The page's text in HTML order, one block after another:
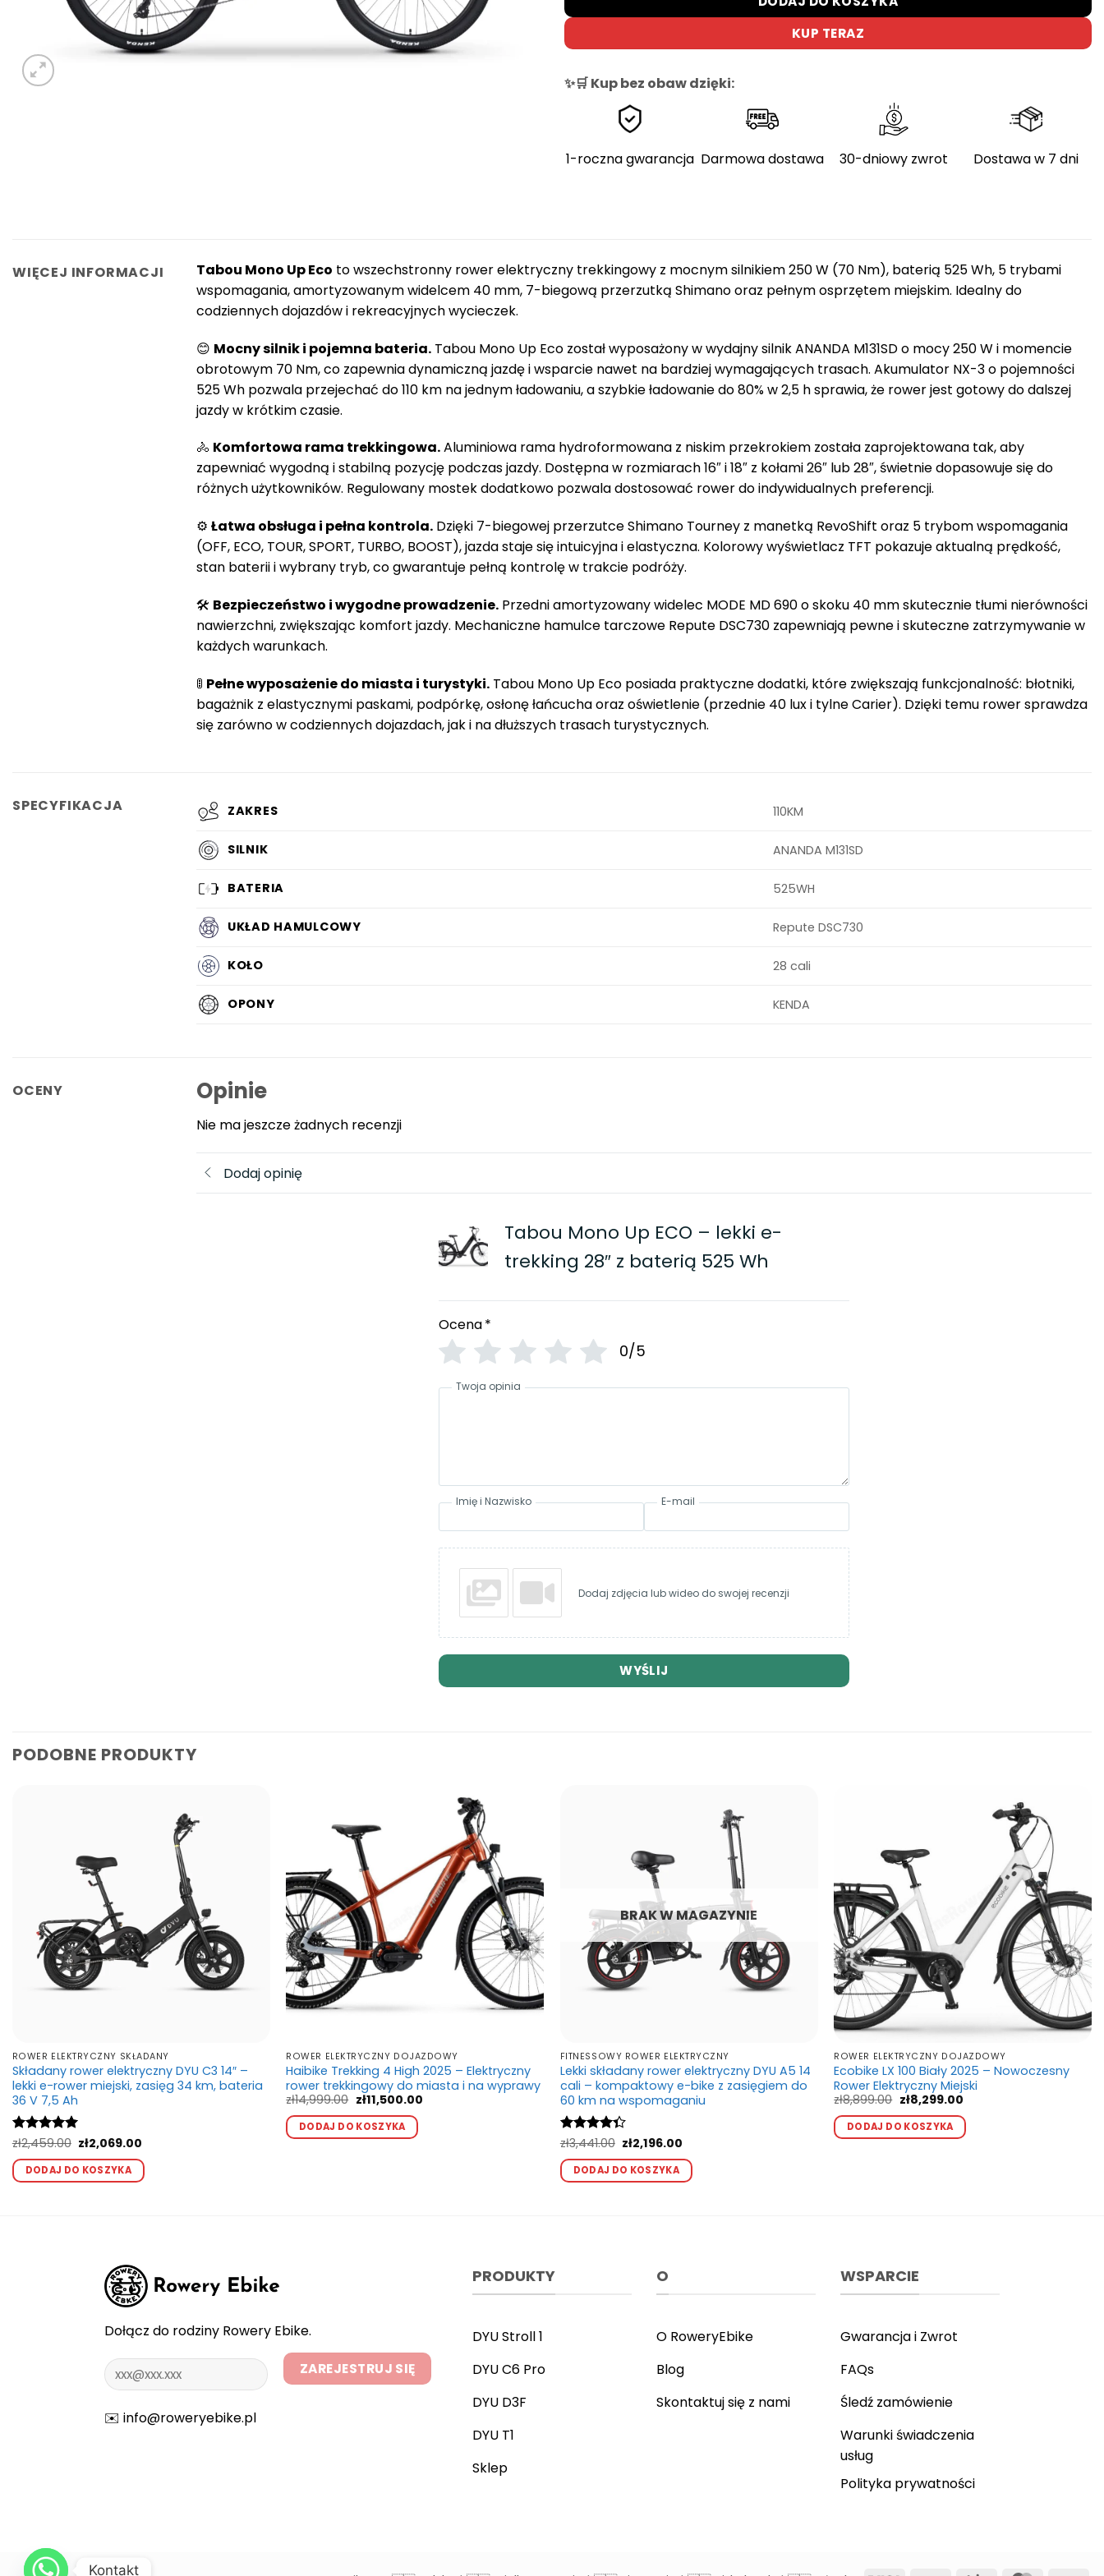
KUP TERAZ
✨🛒 Kup bez obaw dzięki:
1-roczna gwarancja Darmowa dostawa 30-dniowy zwrot Dostawa w 7 dni
WIĘCEJ INFORMACJI Tabou Mono Up Eco to wszechstronny rower elektryczny trekkingowy z mocnym silnikiem 250 W (70 Nm), baterią 525 Wh, 5 trybami
wspomagania, amortyzowanym widelcem 40 mm, 7-biegową przerzutką Shimano oraz pełnym osprzętem miejskim. Idealny do
codziennych dojazdów i rekreacyjnych wycieczek.
😊 Mocny silnik i pojemna bateria. Tabou Mono Up Eco został wyposażony w wydajny silnik ANANDA M131SD o mocy 250 W i momencie
obrotowym 70 Nm, co zapewnia dynamiczną jazdę i wsparcie nawet na bardziej wymagających trasach. Akumulator NX-3 o pojemności
525 Wh pozwala przejechać do 110 km na jednym ładowaniu, a szybkie ładowanie do 80% w 2,5 h sprawia, że rower jest gotowy do dalszej
jazdy w krótkim czasie.
🚴 Komfortowa rama trekkingowa.Aluminiowa rama hydroformowana z niskim przekrokiem została zaprojektowana tak, aby
zapewniać wygodną i stabilną pozycję podczas jazdy. Dostępna w rozmiarach 16″ i 18″ z kołami 26″ lub 28″, świetnie dopasowuje się do
różnych użytkowników. Regulowany mostek dodatkowo pozwala dostosować rower do indywidualnych preferencji.
⚙ Łatwa obsługa i pełna kontrola. Dzięki 7-biegowej przerzutce Shimano Tourney z manetką RevoShift oraz 5 trybom wspomagania
(OFF, ECO, TOUR, SPORT, TURBO, BOOST), jazda staje się intuicyjna i elastyczna. Kolorowy wyświetlacz TFT pokazuje aktualną prędkość,
stan baterii i wybrany tryb, co gwarantuje pełną kontrolę w trakcie podróży.
🛠 Bezpieczeństwo i wygodne prowadzenie. Przedni amortyzowany widelec MODE MD 690 o skoku 40 mm skutecznie tłumi nierówności
nawierzchni, zwiększając komfort jazdy. Mechaniczne hamulce tarczowe Repute DSC730 zapewniają pewne i skuteczne zatrzymywanie w
każdych warunkach.
🚦 Pełne wyposażenie do miasta i turystyki. Tabou Mono Up Eco posiada praktyczne dodatki, które zwiększają funkcjonalność: błotniki,
bagażnik z elastycznymi paskami, podpórkę, osłonę łańcucha oraz oświetlenie (przednie 40 lux i tylne Carier). Dzięki temu rower sprawdza
się zarówno w codziennych dojazdach, jak i na dłuższych trasach turystycznych.
SPECYFIKACJA ZAKRES 110KM
SILNIK ANANDA M131SD
BATERIA 525WH
UKŁAD HAMULCOWY Repute DSC730
KOŁO 28 cali
OPONY KENDA
OCENY Opinie
Nie ma jeszcze żadnych recenzji
Dodaj opinię
Tabou Mono Up ECO – lekki e-
trekking 28″ z baterią 525 Wh
Ocena*
0/5
Twoja opinia
Imię i Nazwisko E-mail
Dodaj zdjęcia lub wideo do swojej recenzji
WYŚLIJ
PODOBNE PRODUKTY
ROWER ELEKTRYCZNY SKŁADANY
Składany rower elektryczny DYU C3 14″ –
lekki e-rower miejski, zasięg 34 km, bateria
36 V 7,5 Ah
Oceniono5
zł2,459.00 Pierwotna
cena
wynosiła:
zł2,459.00.
zł2,069.00
wynosi:
zł2,069.00.
DODAJ DO KOSZYKA
wybrać
stronie
ROWER ELEKTRYCZNY DOJAZDOWY
Haibike Trekking 4 High 2025 – Elektryczny
rower trekkingowy do miasta i na wyprawy
zł14,999.00 Pierwotna
cena
wynosiła:
zł14,999.00.
zł11,500.00Aktualna
DODAJ DO KOSZYKA
BRAK W MAGAZYNIE
FITNESSOWY ROWER ELEKTRYCZNY
Lekki składany rower elektryczny DYU A5 14
cali – kompaktowy e-bike z zasięgiem do
60 km na wspomaganiu
Oceniono
zł3,441.00 Pierwotna
cena
wynosiła:
zł3,441.00.
zł2,196.00
wynosi:
zł2,196.00.
DODAJ DO KOSZYKA
stronie
produktu
ROWER ELEKTRYCZNY DOJAZDOWY
Ecobike LX 100 Biały 2025 – Nowoczesny
Rower Elektryczny Miejski
zł8,899.00 Pierwotna
cena
wynosiła:
zł8,899.00.
zł8,299.00Aktualna
wynosi:
zł8,299.00.
DODAJ DO KOSZYKA
Dołącz do rodziny Rowery Ebike.
✉️ info@roweryebike.pl
PRODUKTY
DYU Stroll 1
DYU C6 Pro
DYU D3F
DYU T1
Sklep
O
O RoweryEbike
Blog
Skontaktuj się z nami
WSPARCIE
Gwarancja i Zwrot
FAQs
Śledź zamówienie
Warunki świadczenia
usług
Polityka prywatności
Kontakt